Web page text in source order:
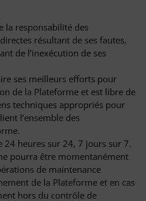
la responsabilité des
résultant de ses fautes,
de l’inexécution de ses
ses meilleurs efforts pour
de la Plateforme et est libre de
techniques appropriés pour
l’ensemble des
24 heures sur 24, 7 jours sur 7.
pourra être momentanément
de maintenance
de la Plateforme et en cas
hors du contrôle de